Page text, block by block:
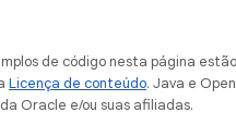
de código nesta página
Licença de conteúdo. Java e
Oracle e/ou suas afiliadas.